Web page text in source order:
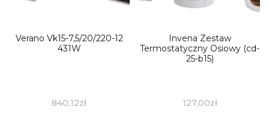
Verano Vk15-7,5/20/220-12
431W
840,12zł
Invena Zestaw
Termostatyczny Osiowy (cd-
25-b15)
127,00zł